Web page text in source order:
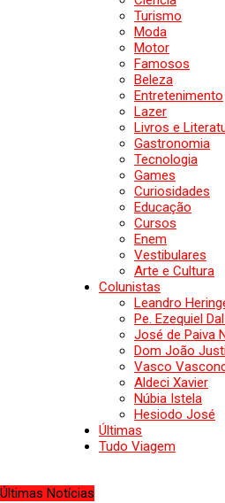
Turismo
Moda
Motor
Famosos
Beleza
Entretenimento
Lazer
Livros e
Gastronomia
Tecnologia
Games
Curiosidades
Educação
Cursos
Enem
Vestibulares
Arte e Cultura
Colunistas
Leandro
Pe. Ezequiel
José de Paiva
Dom João
Vasco
Aldeci Xavier
Núbia Istela
Hesiodo José
Últimas
Tudo Viagem
Últimas Notícias